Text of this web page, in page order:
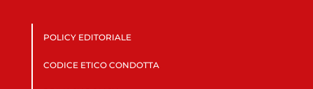
POLICY EDITORIALE
CODICE ETICO CONDOTTA